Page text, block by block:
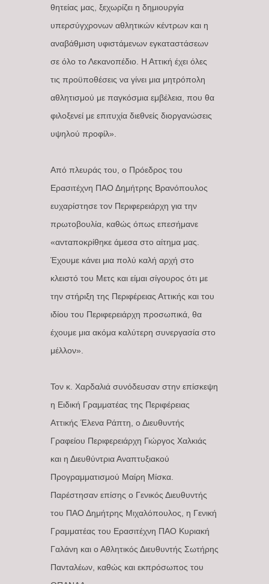
θητείας μας, ξεχωρίζει η δημιουργία
υπερσύγχρονων αθλητικών κέντρων και η
αναβάθμιση υφιστάμενων εγκαταστάσεων
σε όλο το Λεκανοπέδιο. Η Αττική έχει όλες
τις προϋποθέσεις να γίνει μια μητρόπολη
αθλητισμού με παγκόσμια εμβέλεια, που θα
φιλοξενεί με επιτυχία διεθνείς διοργανώσεις
υψηλού προφίλ».
Από πλευράς του, ο Πρόεδρος του
Ερασιτέχνη ΠΑΟ Δημήτρης Βρανόπουλος
ευχαρίστησε τον Περιφερειάρχη για την
πρωτοβουλία, καθώς όπως επεσήμανε
«ανταποκρίθηκε άμεσα στο αίτημα μας.
Έχουμε κάνει μια πολύ καλή αρχή στο
κλειστό του Μετς και είμαι σίγουρος ότι με
την στήριξη της Περιφέρειας Αττικής και του
ιδίου του Περιφερειάρχη προσωπικά, θα
έχουμε μια ακόμα καλύτερη συνεργασία στο
μέλλον».
Τον κ. Χαρδαλιά συνόδευσαν στην επίσκεψη
η Ειδική Γραμματέας της Περιφέρειας
Αττικής Έλενα Ράπτη, ο Διευθυντής
Γραφείου Περιφερειάρχη Γιώργος Χαλκιάς
και η Διευθύντρια Αναπτυξιακού
Προγραμματισμού Μαίρη Μίσκα.
Παρέστησαν επίσης ο Γενικός Διευθυντής
του ΠΑΟ Δημήτρης Μιχαλόπουλος, η Γενική
Γραμματέας του Ερασιτέχνη ΠΑΟ Κυριακή
Γαλάνη και ο Αθλητικός Διευθυντής Σωτήρης
Πανταλέων, καθώς και εκπρόσωπος του